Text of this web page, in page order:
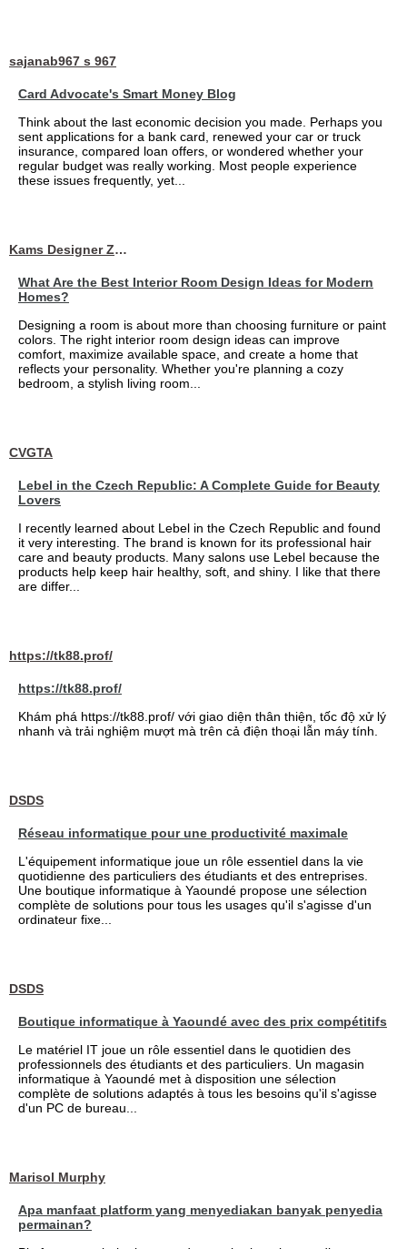
sajanab967 s 967
Card Advocate's Smart Money Blog
Think about the last economic decision you made. Perhaps you
sent applications for a bank card, renewed your car or truck
insurance, compared loan offers, or wondered whether your
regular budget was really working. Most people experience
these issues frequently, yet...
Kams Designer Zone
What Are the Best Interior Room Design Ideas for Modern
Homes?
Designing a room is about more than choosing furniture or paint
colors. The right interior room design ideas can improve
comfort, maximize available space, and create a home that
reflects your personality. Whether you're planning a cozy
bedroom, a stylish living room...
CVGTA
Lebel in the Czech Republic: A Complete Guide for Beauty
Lovers
I recently learned about Lebel in the Czech Republic and found
it very interesting. The brand is known for its professional hair
care and beauty products. Many salons use Lebel because the
products help keep hair healthy, soft, and shiny. I like that there
are differ...
https://tk88.prof/
https://tk88.prof/
Khám phá https://tk88.prof/ với giao diện thân thiện, tốc độ xử lý
nhanh và trải nghiệm mượt mà trên cả điện thoại lẫn máy tính.
DSDS
Réseau informatique pour une productivité maximale
L'équipement informatique joue un rôle essentiel dans la vie
quotidienne des particuliers des étudiants et des entreprises.
Une boutique informatique à Yaoundé propose une sélection
complète de solutions pour tous les usages qu'il s'agisse d'un
ordinateur fixe...
DSDS
Boutique informatique à Yaoundé avec des prix compétitifs
Le matériel IT joue un rôle essentiel dans le quotidien des
professionnels des étudiants et des particuliers. Un magasin
informatique à Yaoundé met à disposition une sélection
complète de solutions adaptés à tous les besoins qu'il s'agisse
d'un PC de bureau...
Marisol Murphy
Apa manfaat platform yang menyediakan banyak penyedia
permainan?